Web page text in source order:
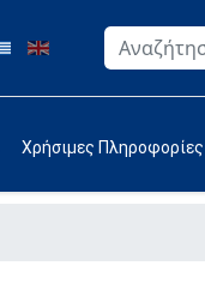
Αναζήτηση
Χρήσιμες Πληροφορίες